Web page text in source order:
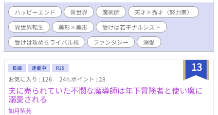
ハッピーエンド 異世界 魔術師
天才×秀才（努力家）
異世界転生
美形×美形
受けは若干ナルシスト
受けは攻めをライバル視
ファンタジー 溺愛
13
長編 連載中 R18
お気に入り : 126 24h.ポイント : 28
夫に売られていた不憫な魔導師は年下冒険者と使い魔に
溺愛される
如月紫苑